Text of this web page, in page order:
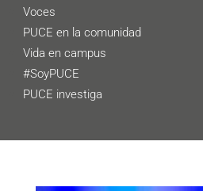
Voces
PUCE en la comunidad
Vida en campus
#SoyPUCE
PUCE investiga